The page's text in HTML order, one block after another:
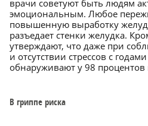
врачи советуют быть людям
эмоциональным. Любое
повышенную выработку
разъедает стенки желудка.
утверждают, что даже при
и отсутствии стрессов с
обнаруживают у 98
В гриппе риска